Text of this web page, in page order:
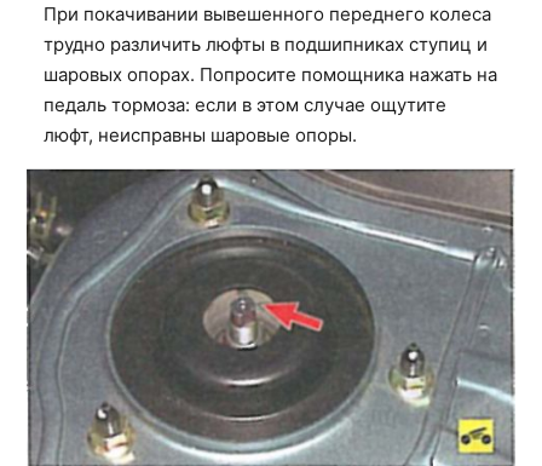
При покачивании вывешенного переднего колеса
трудно различить люфты в подшипниках ступиц и
шаровых опорах. Попросите помощника нажать на
педаль тормоза: если в этом случае ощутите
люфт, неисправны шаровые опоры.